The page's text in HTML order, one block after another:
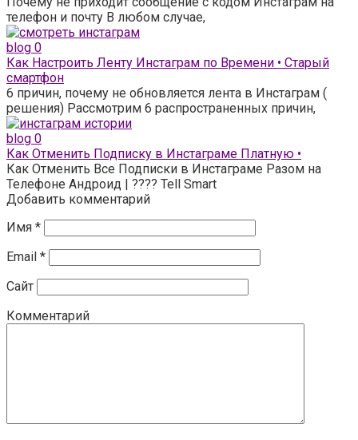
телефон и почту В любом случае,
blog 0
Как Настроить Ленту Инстаграм по Времени • Старый
смартфон
6 причин, почему не обновляется лента в Инстаграм (
решения) Рассмотрим 6 распространенных причин,
blog 0
Как Отменить Подписку в Инстаграме Платную •
Как Отменить Все Подписки в Инстаграме Разом на
Телефоне Андроид | ???? Tell Smart
Добавить комментарий
Имя *
Email *
Сайт
Комментарий